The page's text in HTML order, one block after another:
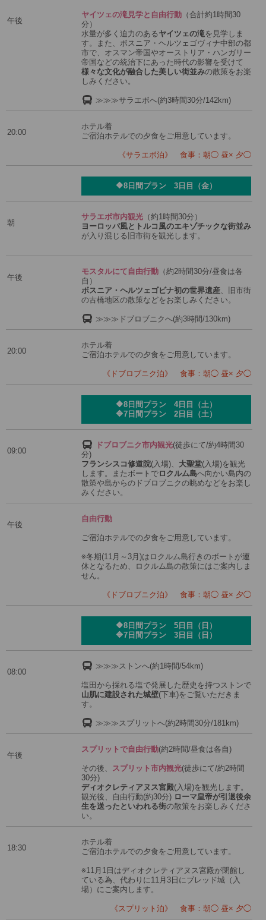
午後
ヤイツェの滝見学と自由行動 （合計約1時間30
分）
水量が多く迫力のあるヤイツェの滝を見学しま
す。また、ボスニア・ヘルツェゴヴィナ中部の都
市で、オスマン帝国やオーストリア・ハンガリー
帝国などの統治下にあった時代の影響を受けて
様々な文化が融合した美しい街並みの散策をお楽
しみください。
≫≫≫サラエボへ(約3時間30分/142km)
20:00
ホテル着
ご宿泊ホテルでの夕食をご用意しています。
《サラエボ泊》 食事：朝◯ 昼× 夕◯
🔶8日間プラン 3日目（金）
朝
サラエボ市内観光 （約1時間30分）
ヨーロッパ風とトルコ風のエキゾチックな街並み
が入り混じる旧市街を観光します。
午後
モスタルにて自由行動 （約2時間30分/昼食は各
自）
ボスニア・ヘルツェゴビナ初の世界遺産、旧市街
の古橋地区の散策などをお楽しみください。
≫≫≫ドブロブニクへ(約3時間/130km)
20:00
ホテル着
ご宿泊ホテルでの夕食をご用意しています。
《ドブロブニク泊》 食事：朝◯ 昼× 夕◯
🔶8日間プラン 4日目（土）
🔷7日間プラン 2日目（土）
09:00
ドブロブニク市内観光(徒歩にて/約4時間30
分)
フランシスコ修道院(入場)、 大聖堂(入場)を観光
します。またボートでロクルム島へ向かい島内の
散策や島からのドブロブニクの眺めなどをお楽し
みください。
午後
自由行動
ご宿泊ホテルでの夕食をご用意しています。
※冬期(11月～3月)はロクルム島行きのボートが運
休となるため、ロクルム島の散策にはご案内しま
せん。
《ドブロブニク泊》 食事：朝◯ 昼× 夕◯
🔶8日間プラン 5日目（日）
🔷7日間プラン 3日目（日）
08:00
≫≫≫ストンへ(約1時間/54km)
塩田から採れる塩で発展した歴史を持つストンで
山肌に建設された城壁(下車)をご覧いただきま
す。
≫≫≫スプリットへ(約2時間30分/181km)
午後
スプリットで自由行動(約2時間/昼食は各自)
その後、 スプリット市内観光(徒歩にて/約2時間
30分)
ディオクレティアヌス宮殿(入場)を観光します。
観光後、自由行動(約30分) ローマ皇帝が引退後余
生を送ったといわれる街の散策をお楽しみくださ
い。
18:30
ホテル着
ご宿泊ホテルでの夕食をご用意しています。
※11月1日はディオクレティアヌス宮殿が閉館し
ている為、代わりに11月3日にブレッド城（入
場）にご案内します。
《スプリット泊》 食事：朝◯ 昼× 夕◯